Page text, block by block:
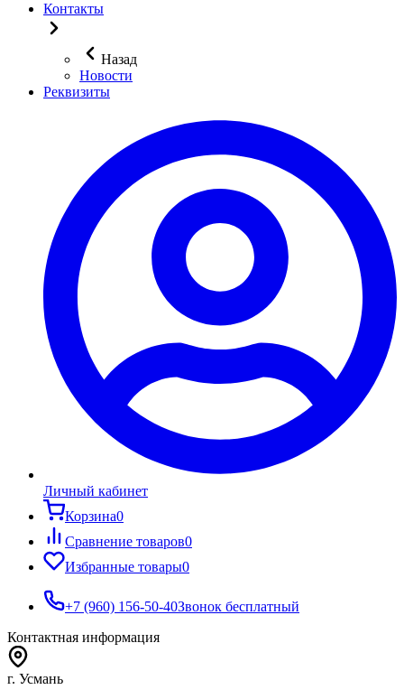
Контакты
Назад
Новости
Реквизиты
Личный кабинет
Корзина0
Сравнение товаров0
Избранные товары0
+7 (960) 156-50-40Звонок бесплатный
Контактная информация
г. Усмань